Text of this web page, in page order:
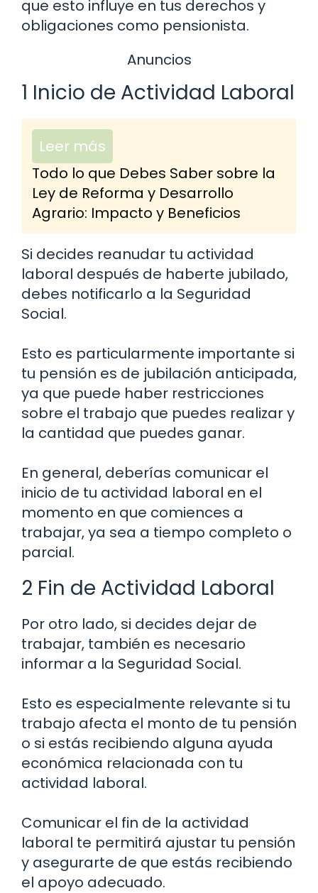
que esto influye en tus derechos y
obligaciones como pensionista.
Anuncios
1 Inicio de Actividad Laboral
Leer más
Todo lo que Debes Saber sobre la
Ley de Reforma y Desarrollo
Agrario: Impacto y Beneficios
Si decides reanudar tu actividad
laboral después de haberte jubilado,
debes notificarlo a la Seguridad
Social.
Esto es particularmente importante si
tu pensión es de jubilación anticipada,
ya que puede haber restricciones
sobre el trabajo que puedes realizar y
la cantidad que puedes ganar.
En general, deberías comunicar el
inicio de tu actividad laboral en el
momento en que comiences a
trabajar, ya sea a tiempo completo o
parcial.
2 Fin de Actividad Laboral
Por otro lado, si decides dejar de
trabajar, también es necesario
informar a la Seguridad Social.
Esto es especialmente relevante si tu
trabajo afecta el monto de tu pensión
o si estás recibiendo alguna ayuda
económica relacionada con tu
actividad laboral.
Comunicar el fin de la actividad
laboral te permitirá ajustar tu pensión
y asegurarte de que estás recibiendo
el apoyo adecuado.